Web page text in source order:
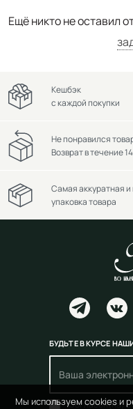
Ещё никто не оставил
Мы используем cookies и
Кешбэк
с каждой покупки
Не понравился
Возврат в течение
Самая аккуратная
упаковка товара
БУДЬТЕ В КУРСЕ
Согласен(на) с